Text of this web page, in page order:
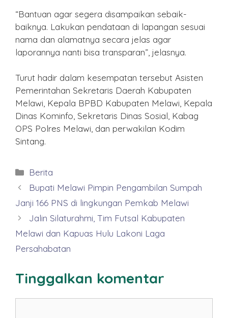
“Bantuan agar segera disampaikan sebaik-
baiknya. Lakukan pendataan di lapangan sesuai
nama dan alamatnya secara jelas agar
laporannya nanti bisa transparan”, jelasnya.
Turut hadir dalam kesempatan tersebut Asisten
Pemerintahan Sekretaris Daerah Kabupaten
Melawi, Kepala BPBD Kabupaten Melawi, Kepala
Dinas Kominfo, Sekretaris Dinas Sosial, Kabag
OPS Polres Melawi, dan perwakilan Kodim
Sintang.
Kategori
Berita
Bupati Melawi Pimpin Pengambilan Sumpah
Janji 166 PNS di lingkungan Pemkab Melawi
Jalin Silaturahmi, Tim Futsal Kabupaten
Melawi dan Kapuas Hulu Lakoni Laga
Persahabatan
Tinggalkan komentar